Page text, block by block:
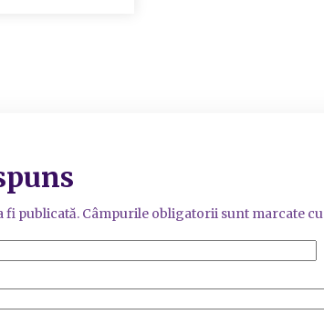
fi publicată. Câmpurile obligatorii sunt marcate cu